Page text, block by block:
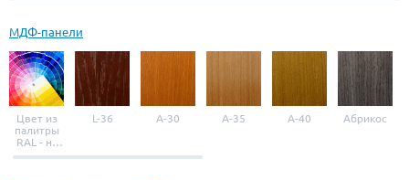
МДФ-панели
Цвет из
палитры
RAL - на
выбор
L-36 A-30 A-35 A-40 Абрикос